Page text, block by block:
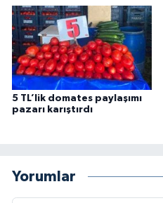
5 TL’lik domates paylaşımı
pazarı karıştırdı
Yorumlar